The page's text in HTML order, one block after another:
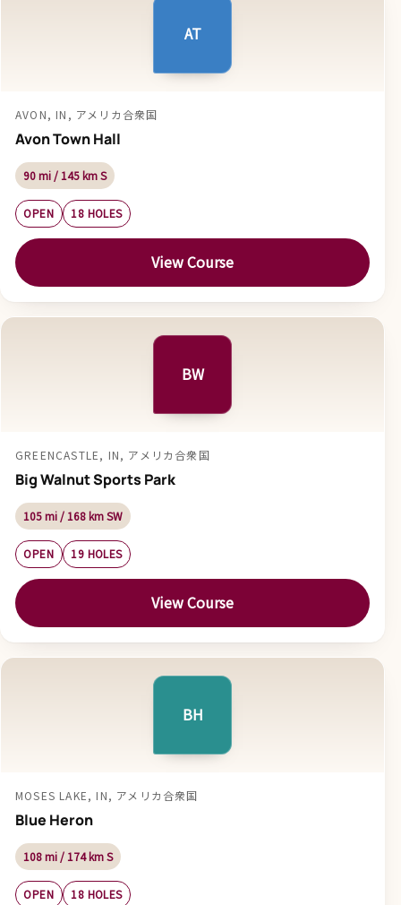
AT
AVON, IN, アメリカ合衆国
Avon Town Hall
90 mi / 145 km S
OPEN 18 HOLES
View Course
BW
GREENCASTLE, IN, アメリカ合衆国
Big Walnut Sports Park
105 mi / 168 km SW
OPEN 19 HOLES
View Course
BH
MOSES LAKE, IN, アメリカ合衆国
Blue Heron
108 mi / 174 km S
OPEN 18 HOLES